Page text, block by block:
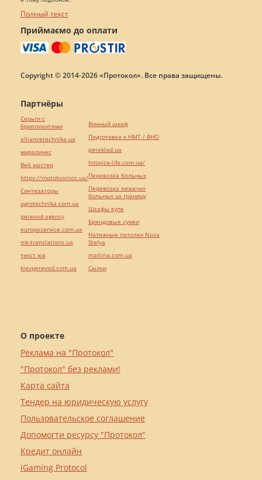
Полный текст
Приймаємо до оплати
Copyright © 2014-2026 «Протокол». Все права защищены.
О проекте
Реклама на "Протокол"
"Протокол" без реклами!
Карта сайта
Тендер на юридическую услугу
Пользовательское соглашение
Допомогти ресурсу "Протокол"
Кредит онлайн
iGaming Protocol
Партнёры
Серьги с
бриллиантами
alliancetechnika.ua
миралинкс
Веб мастер
https://motokosmos.ua/
Синтезаторы
agrotechnika.com.ua
perevod.agency
europeservice.com.ua
mk-translations.ua
текст юа
kievperevod.com.ua
Винный шкаф
Подготовка к НМТ / ВНО
pereklad.ua
hospice-life.com.ua/
Перевозка больных
Перевозка лежачих
больных за границу
Шкафы купе
Брендовые сумки
Натяжные потолки Nova
Stelya
maltina.com.ua
Cылки